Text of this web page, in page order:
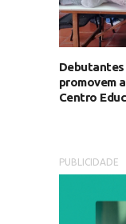
promovem
Centro
PUBLICIDADE